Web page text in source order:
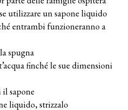
utilizzare un sapone liquido
entrambi funzioneranno a
spugna
finché le sue dimensioni
il sapone
liquido, strizzalo